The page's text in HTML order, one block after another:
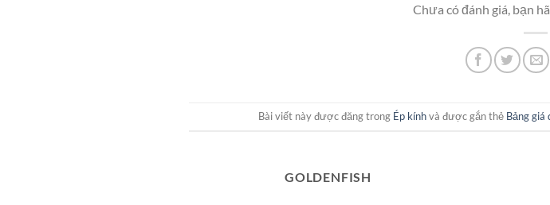
Chưa có đánh giá, bạn
Bài viết này được đăng trong Ép kínhvà được gắn thẻ Bảng giá
GOLDENFISH